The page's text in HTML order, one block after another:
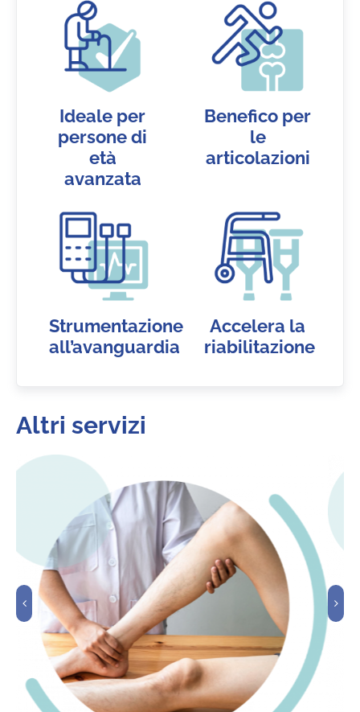
Ideale per
persone di
età
avanzata
Benefico per
le
articolazioni
Strumentazione
all’avanguardia
Accelera la
riabilitazione
Altri servizi